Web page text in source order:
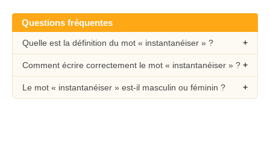
Questions fréquentes
Quelle est la définition du mot « instantanéiser » ?
Comment écrire correctement le mot « instantanéiser » ?
Le mot « instantanéiser » est-il masculin ou féminin ?